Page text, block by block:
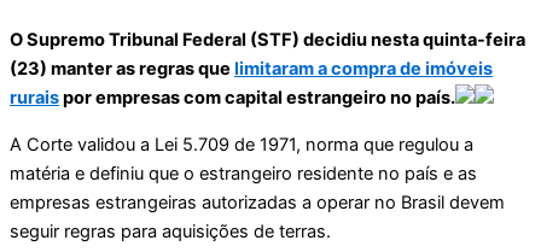
O Supremo Tribunal Federal (STF) decidiu nesta quinta-feira
(23) manter as regras que limitaram a compra de imóveis
ruraispor empresas com capital estrangeiro no país.
A Corte validou a Lei 5.709 de 1971, norma que regulou a
matéria e definiu que o estrangeiro residente no país e as
empresas estrangeiras autorizadas a operar no Brasil devem
seguir regras para aquisições de terras.